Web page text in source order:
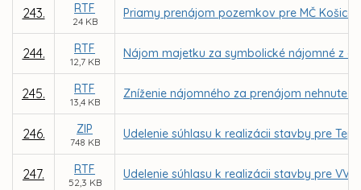
243. RTF
24 KB
Priamy prenájom pozemkov pre MČ
244. RTF
12,7 KB
Nájom majetku za symbolické nájomné z
245. RTF
13,4 KB
Zníženie nájomného za prenájom
246. ZIP
748 KB
Udelenie súhlasu k realizácii stavby pre
247. RTF
52,3 KB
Udelenie súhlasu k realizácii stavby pre